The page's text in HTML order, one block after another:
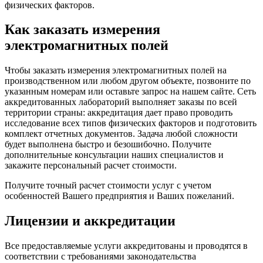
физических факторов.
Как заказать измерения
электромагнитных полей
Чтобы заказать измерения электромагнитных полей на
производственном или любом другом объекте, позвоните по
указанным номерам или оставьте запрос на нашем сайте. Сеть
аккредитованных лабораторий выполняет заказы по всей
территории страны: аккредитация дает право проводить
исследование всех типов физических факторов и подготовить
комплект отчетных документов. Задача любой сложности
будет выполнена быстро и безошибочно. Получите
дополнительные консультации наших специалистов и
закажите персональный расчет стоимости.
Получите точный расчет стоимости услуг с учетом
особенностей Вашего предприятия и Ваших пожеланий.
Лицензии и аккредитации
Все предоставляемые услуги аккредитованы и проводятся в
соответствии с требованиями законодательства